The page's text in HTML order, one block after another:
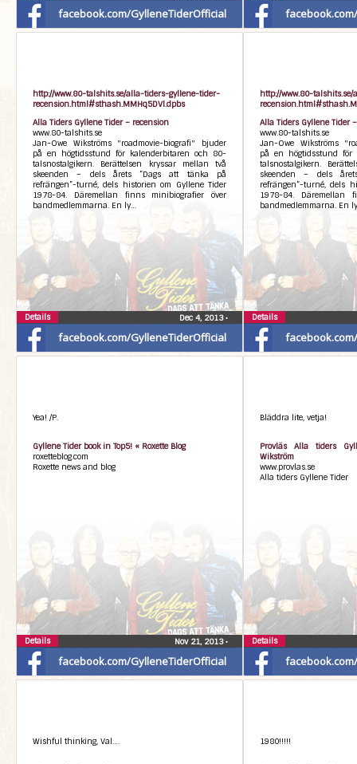
facebook.com/GylleneTiderOfficial
facebook.com/GylleneTiderOfficial
http://www.80-talshits.se/alla-tiders-gyllene-tider-
recension.html#sthash.MMHq5DVl.dpbs
Alla Tiders Gyllene Tider – recension
www.80-talshits.se
Jan-Owe Wikströms "roadmovie-biografi" bjuder
på en högtidsstund för kalenderbitaren och 80-
talsnostalgikern. Berättelsen kryssar mellan två
skeenden – dels årets ”Dags att tänka på
refrängen”-turné, dels historien om Gyllene Tider
1978-84. Däremellan finns minibiografier över
bandmedlemmarna. En ly…
Dec 4, 2013•
Details
http://www.80-
Alla Tiders Gyllene Tider
www.80-talshits.se
Jan-Owe Wikströms
på en högtidsstund för
talsnostalgikern.
skeenden – dels
refrängen”-turné, dels
1978-84. Däremellan
bandmedlemmarna. En
Details
facebook.com/GylleneTiderOfficial
Yea! /P.
Gyllene Tider book in Top5! « Roxette Blog
roxetteblog.com
Roxette news and blog
Nov 21, 2013•
Details
Bläddra lite, vetja!
Provläs Alla tiders
Wikström
www.provlas.se
Alla tiders Gyllene Tider
Details
Wishful thinking, Val…. 1980!!!!!